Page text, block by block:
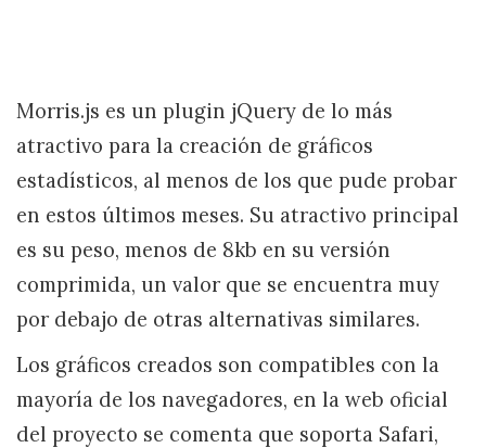
Morris.js es un plugin jQuery de lo más
atractivo para la creación de gráficos
estadísticos, al menos de los que pude probar
en estos últimos meses. Su atractivo principal
es su peso, menos de 8kb en su versión
comprimida, un valor que se encuentra muy
por debajo de otras alternativas similares.
Los gráficos creados son compatibles con la
mayoría de los navegadores, en la web oficial
del proyecto se comenta que soporta Safari,